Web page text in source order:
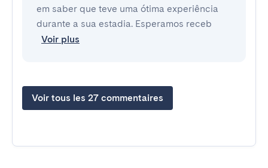
em saber que teve uma ótima experiência
durante a sua estadia. Esperamos receb
Voir plus
Voir tous les 27 commentaires